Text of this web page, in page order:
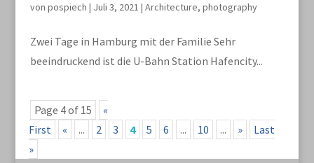
von pospiech | Juli 3, 2021 | Architecture, photography
Zwei Tage in Hamburg mit der Familie Sehr
beeindruckend ist die U-Bahn Station Hafencity...
Page 4 of 15
«
First
« ... 2 3 4 5 6 ... 10 ... »
Last
»